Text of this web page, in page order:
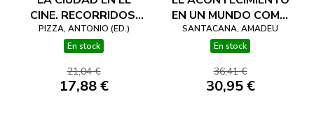
CINE. RECORRIDOS,
ENCUADRES,
SECUENCIAS,
PIZZA, ANTONIO (ED.)
En stock
21,04 €
17,88 €
EN UN MUNDO COMO
YUXTAPOSICIÓN.
RELACIONES
SITUACIONES Y
REACCIONES
SANTACANA, AMADEU
En stock
36,41 €
30,95 €